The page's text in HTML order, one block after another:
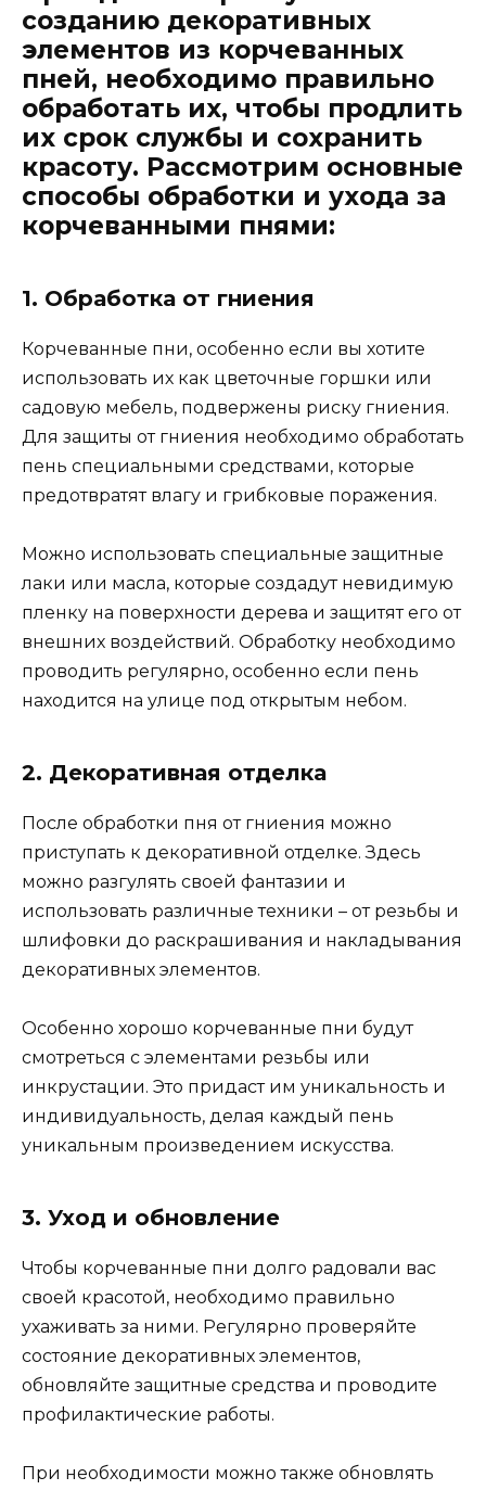
созданию декоративных
элементов из корчеванных
пней, необходимо правильно
обработать их, чтобы продлить
их срок службы и сохранить
красоту. Рассмотрим основные
способы обработки и ухода за
корчеванными пнями:
1. Обработка от гниения
Корчеванные пни, особенно если вы хотите
использовать их как цветочные горшки или
садовую мебель, подвержены риску гниения.
Для защиты от гниения необходимо обработать
пень специальными средствами, которые
предотвратят влагу и грибковые поражения.
Можно использовать специальные защитные
лаки или масла, которые создадут невидимую
пленку на поверхности дерева и защитят его от
внешних воздействий. Обработку необходимо
проводить регулярно, особенно если пень
находится на улице под открытым небом.
2. Декоративная отделка
После обработки пня от гниения можно
приступать к декоративной отделке. Здесь
можно разгулять своей фантазии и
использовать различные техники – от резьбы и
шлифовки до раскрашивания и накладывания
декоративных элементов.
Особенно хорошо корчеванные пни будут
смотреться с элементами резьбы или
инкрустации. Это придаст им уникальность и
индивидуальность, делая каждый пень
уникальным произведением искусства.
3. Уход и обновление
Чтобы корчеванные пни долго радовали вас
своей красотой, необходимо правильно
ухаживать за ними. Регулярно проверяйте
состояние декоративных элементов,
обновляйте защитные средства и проводите
профилактические работы.
При необходимости можно также обновлять